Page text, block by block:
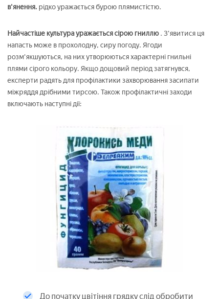
в'янення. рідко уражається бурою плямистістю.
Найчастіше культура уражається сірою гниллю . З'явитися ця
напасть може в прохолодну, сиру погоду. Ягоди
розм'якшуються, на них утворюються характерні гнильні
плями сірого кольору. Якщо дощовий період затягнувся,
експерти радять для профілактики захворювання засипати
міжряддя дрібними тирсою. Також профілактичні заходи
включають наступні дії:
До початку цвітіння грядку слід обробити